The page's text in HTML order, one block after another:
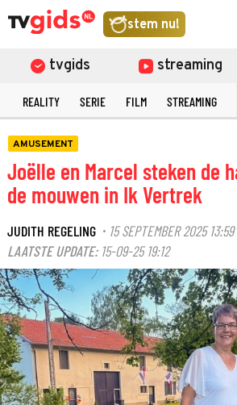
stem nu!
tvgids streaming
REALITY SERIE FILM STREAMING
AMUSEMENT
Joëlle en Marcel steken de
de mouwen in Ik Vertrek
JUDITH REGELING · 15 SEPTEMBER 2025 13:59
LAATSTE UPDATE: 15-09-25 19:12